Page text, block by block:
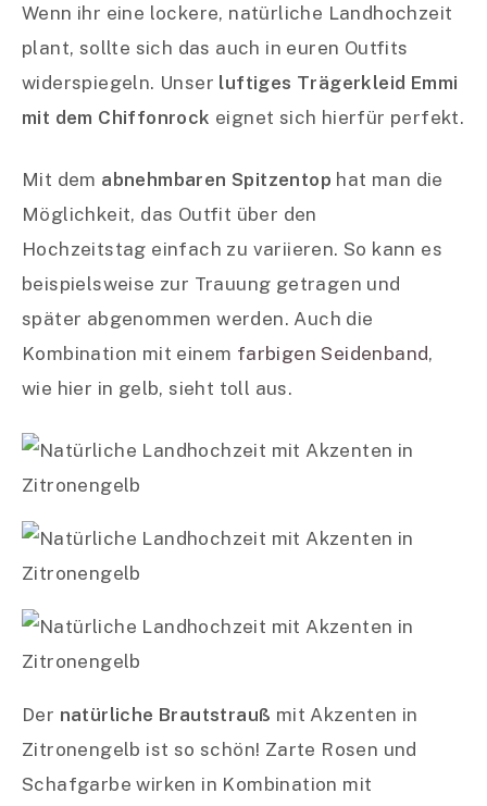
Wenn ihr eine lockere, natürliche Landhochzeit
plant, sollte sich das auch in euren Outfits
widerspiegeln. Unser luftiges Trägerkleid Emmi
mit dem Chiffonrock eignet sich hierfür perfekt.
Mit dem abnehmbaren Spitzentop hat man die
Möglichkeit, das Outfit über den
Hochzeitstag einfach zu variieren. So kann es
beispielsweise zur Trauung getragen und
später abgenommen werden. Auch die
Kombination mit einem farbigen Seidenband,
wie hier in gelb, sieht toll aus.
Der natürliche Brautstrauß mit Akzenten in
Zitronengelb ist so schön! Zarte Rosen und
Schafgarbe wirken in Kombination mit